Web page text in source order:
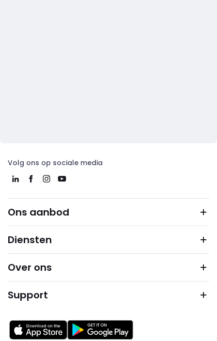
Volg ons op sociale media
Ons aanbod
Diensten
Over ons
Support